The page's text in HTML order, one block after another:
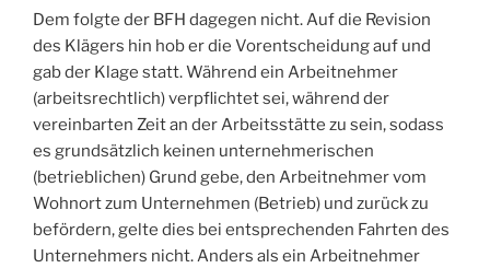
Dem folgte der BFH dagegen nicht. Auf die Revision
des Klägers hin hob er die Vorentscheidung auf und
gab der Klage statt. Während ein Arbeitnehmer
(arbeitsrechtlich) verpflichtet sei, während der
vereinbarten Zeit an der Arbeitsstätte zu sein, sodass
es grundsätzlich keinen unternehmerischen
(betrieblichen) Grund gebe, den Arbeitnehmer vom
Wohnort zum Unternehmen (Betrieb) und zurück zu
befördern, gelte dies bei entsprechenden Fahrten des
Unternehmers nicht. Anders als ein Arbeitnehmer